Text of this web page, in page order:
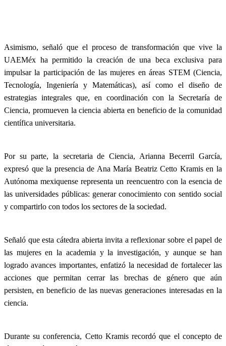
Asimismo, señaló que el proceso de transformación que vive la
UAEMéx ha permitido la creación de una beca exclusiva para
impulsar la participación de las mujeres en áreas STEM (Ciencia,
Tecnología, Ingeniería y Matemáticas), así como el diseño de
estrategias integrales que, en coordinación con la Secretaría de
Ciencia, promueven la ciencia abierta en beneficio de la comunidad
científica universitaria.
Por su parte, la secretaria de Ciencia, Arianna Becerril García,
expresó que la presencia de Ana María Beatriz Cetto Kramis en la
Autónoma mexiquense representa un reencuentro con la esencia de
las universidades públicas: generar conocimiento con sentido social
y compartirlo con todos los sectores de la sociedad.
Señaló que esta cátedra abierta invita a reflexionar sobre el papel de
las mujeres en la academia y la investigación, y aunque se han
logrado avances importantes, enfatizó la necesidad de fortalecer las
acciones que permitan cerrar las brechas de género que aún
persisten, en beneficio de las nuevas generaciones interesadas en la
ciencia.
Durante su conferencia, Cetto Kramis recordó que el concepto de